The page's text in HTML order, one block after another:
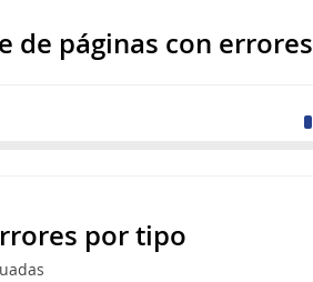
de páginas con errores
por tipo